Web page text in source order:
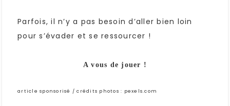
Parfois, il n’y a pas besoin d’aller bien loin
pour s’évader et se ressourcer !
A vous de jouer !
article sponsorisé / crédits photos : pexels.com